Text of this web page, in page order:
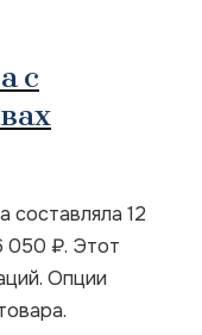
с
составляла 12
050 ₽. Этот
Опции